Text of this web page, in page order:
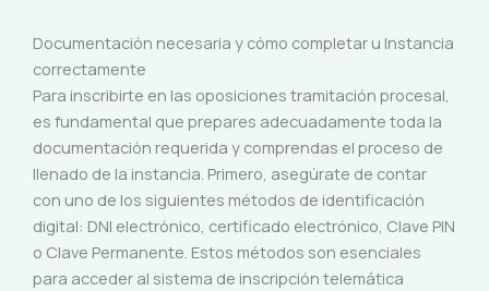
Documentación necesaria y cómo completar u Instancia
correctamente
Para inscribirte en las oposiciones tramitación procesal,
es fundamental que prepares adecuadamente toda la
documentación requerida y comprendas el proceso de
llenado de la instancia. Primero, asegúrate de contar
con uno de los siguientes métodos de identificación
digital: DNI electrónico, certificado electrónico, Clave PIN
o Clave Permanente. Estos métodos son esenciales
para acceder al sistema de inscripción telemática